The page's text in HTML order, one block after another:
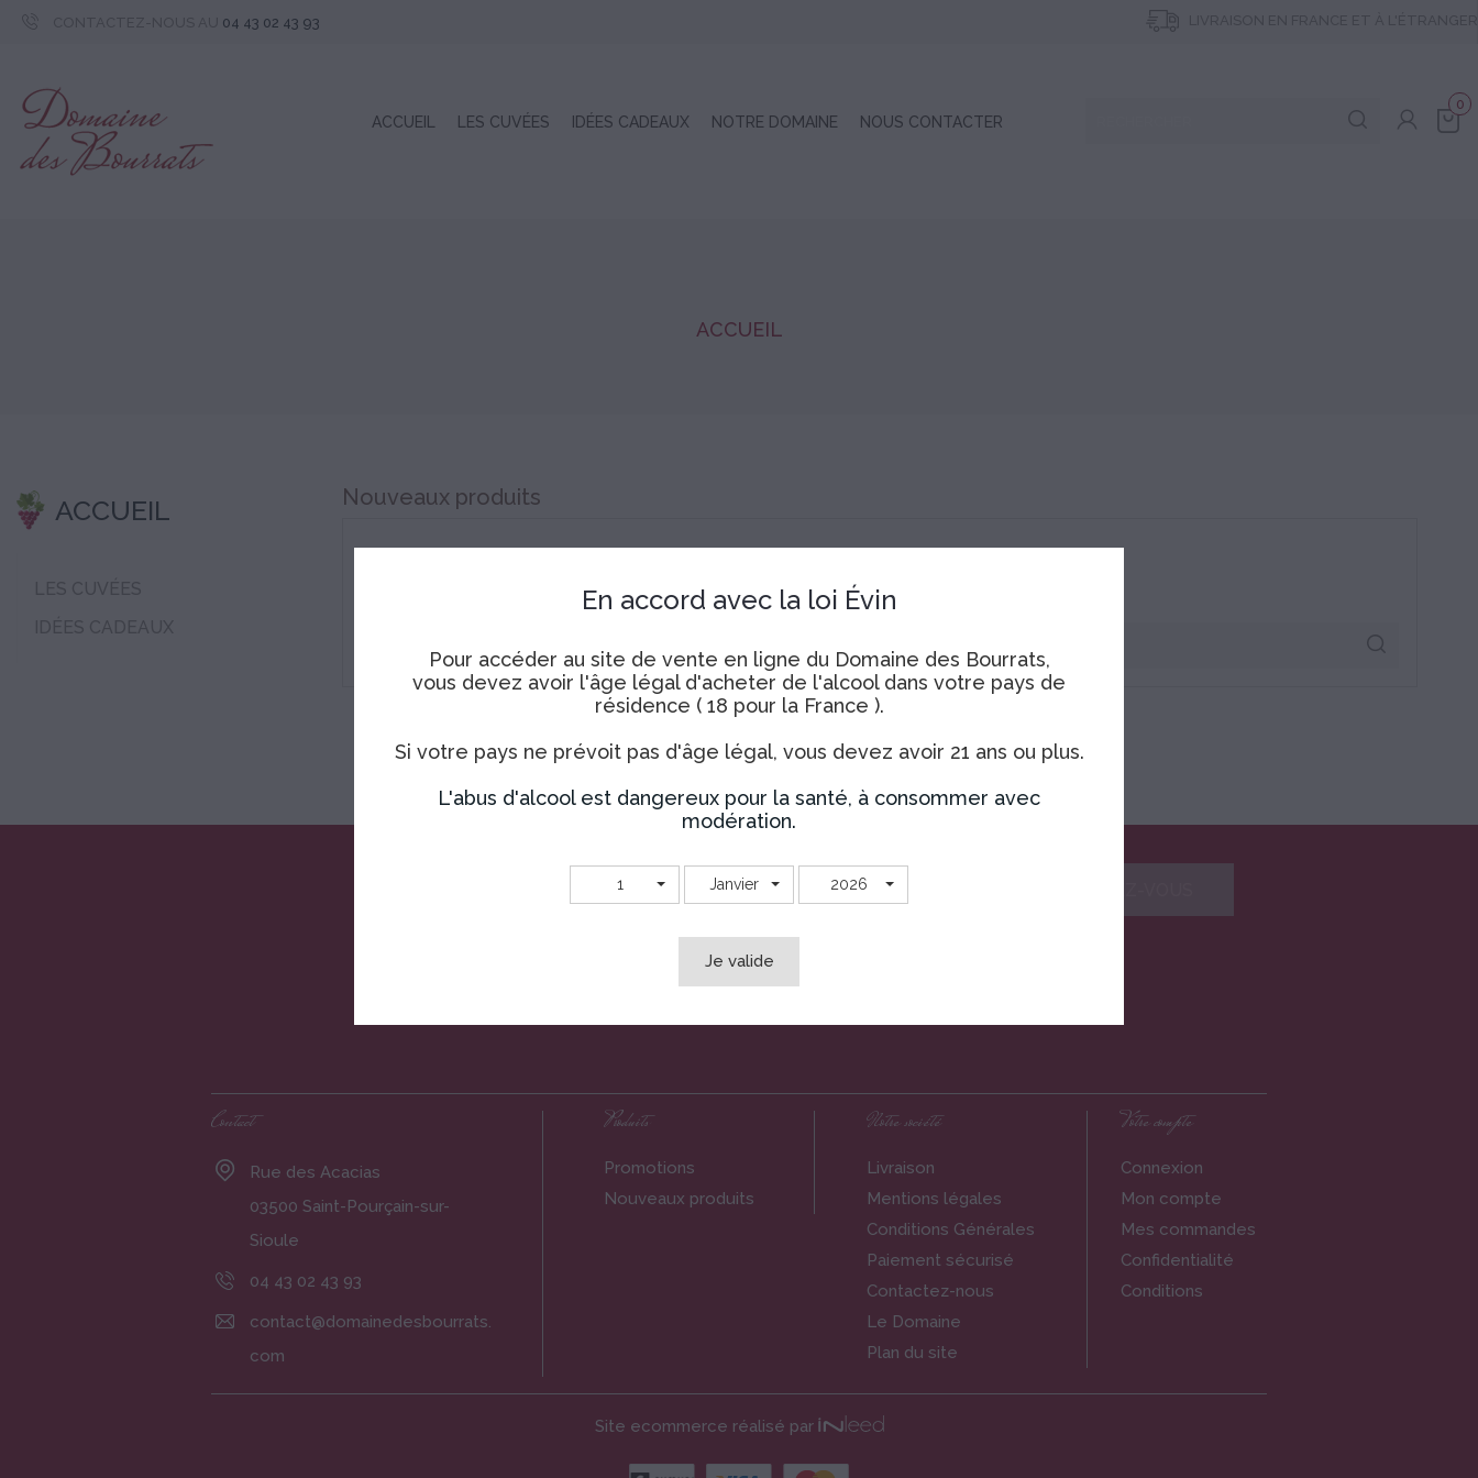
04 43 02 43 93
ACCUEIL LES CUVÉES IDÉES CADEAUX NOTRE DOMAINE NOUS CONTACTER
0
ACCUEIL
ACCUEIL Nouveaux produits
Veuillez nous excuser pour le désagrément.
Effectuez une nouvelle recherche
Vous pouvez vous désinscrire à tout moment.
Contact
Rue des Acacias
03500 Saint-Pourçain-sur-
Sioule
04 43 02 43 93
contact@domainedesbourrats.
com
Produits
Promotions
Nouveaux produits
Notre société
Livraison
Mentions légales
Conditions Générales
Paiement sécurisé
Contactez-nous
Le Domaine
Plan du site
Votre compte
Connexion
Mon compte
Mes commandes
Confidentialité
Conditions
Site ecommerce réalisé par
En accord avec la loi Évin
Pour accéder au site de vente en ligne du Domaine des Bourrats,
vous devez avoir l'âge légal d'acheter de l'alcool dans votre pays de
résidence ( 18 pour la France ).
Si votre pays ne prévoit pas d'âge légal, vous devez avoir 21 ans ou plus.
L'abus d'alcool est dangereux pour la santé, à consommer avec
modération.
1 Janvier 2026
Je valide